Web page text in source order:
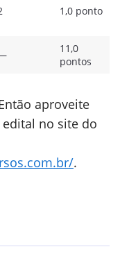
1,0 ponto
11,0
pontos
aproveite
no site do
.